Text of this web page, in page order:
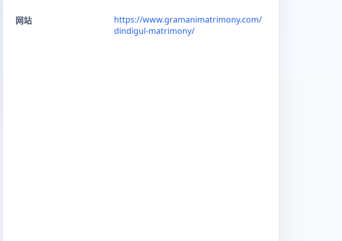
网站
https://www.gramanimatrimony.com/
dindigul-matrimony/